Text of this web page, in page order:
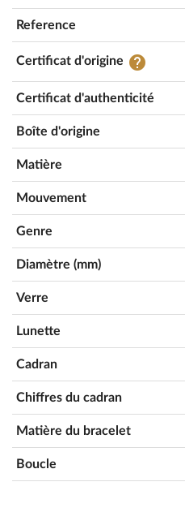
Reference
Certificat d'origine help
Certificat d'authenticité
Boîte d'origine
Matière
Mouvement
Genre
Diamètre (mm)
Verre
Lunette
Cadran
Chiffres du cadran
Matière du bracelet
Boucle